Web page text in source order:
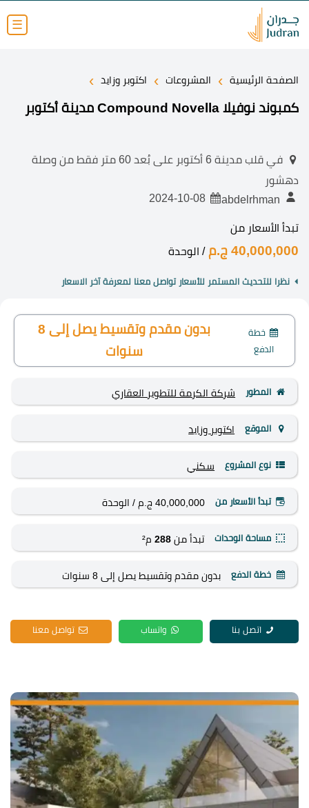
☰
الصفحة الرئيسية › المشروعات › اكتوبر وزايد ›
كمبوند نوفيلا Compound Novella مدينة أكتوبر
في قلب مدينة 6 أكتوبر على بُعد 60 متر فقط من وصلة
دهشور
2024-10-08
تبدأ الأسعار من
40,000,000 ج.م / الوحدة
نظرا للتحديث المستمر للأسعار تواصل معنا لمعرفة آخر الاسعار
خطة
الدفع
بدون مقدم وتقسيط يصل إلى 8
سنوات
المطور شركة الكرمة للتطوير العقاري
الموقع اكتوبر وزايد
نوع المشروع سكني
تبدأ الأسعار من 40,000,000 ج.م / الوحدة
مساحة الوحدات تبدأ من 288م²
خطة الدفع بدون مقدم وتقسيط يصل إلى 8 سنوات
اتصل بنا واتساب تواصل معنا